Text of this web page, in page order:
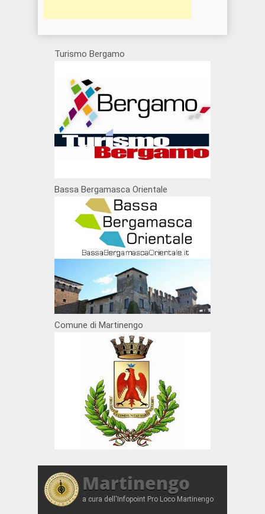
Turismo Bergamo
Bassa Bergamasca Orientale
Comune di Martinengo
Martinengo
a cura dell'Infopoint Pro Loco Martinengo